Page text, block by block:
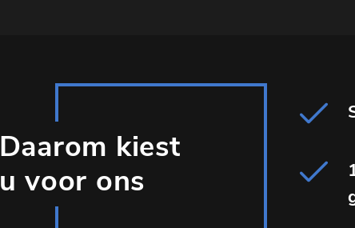
Daarom kiest
u voor ons